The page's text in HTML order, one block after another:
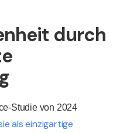
durch
Studie von 2024
als einzigartige